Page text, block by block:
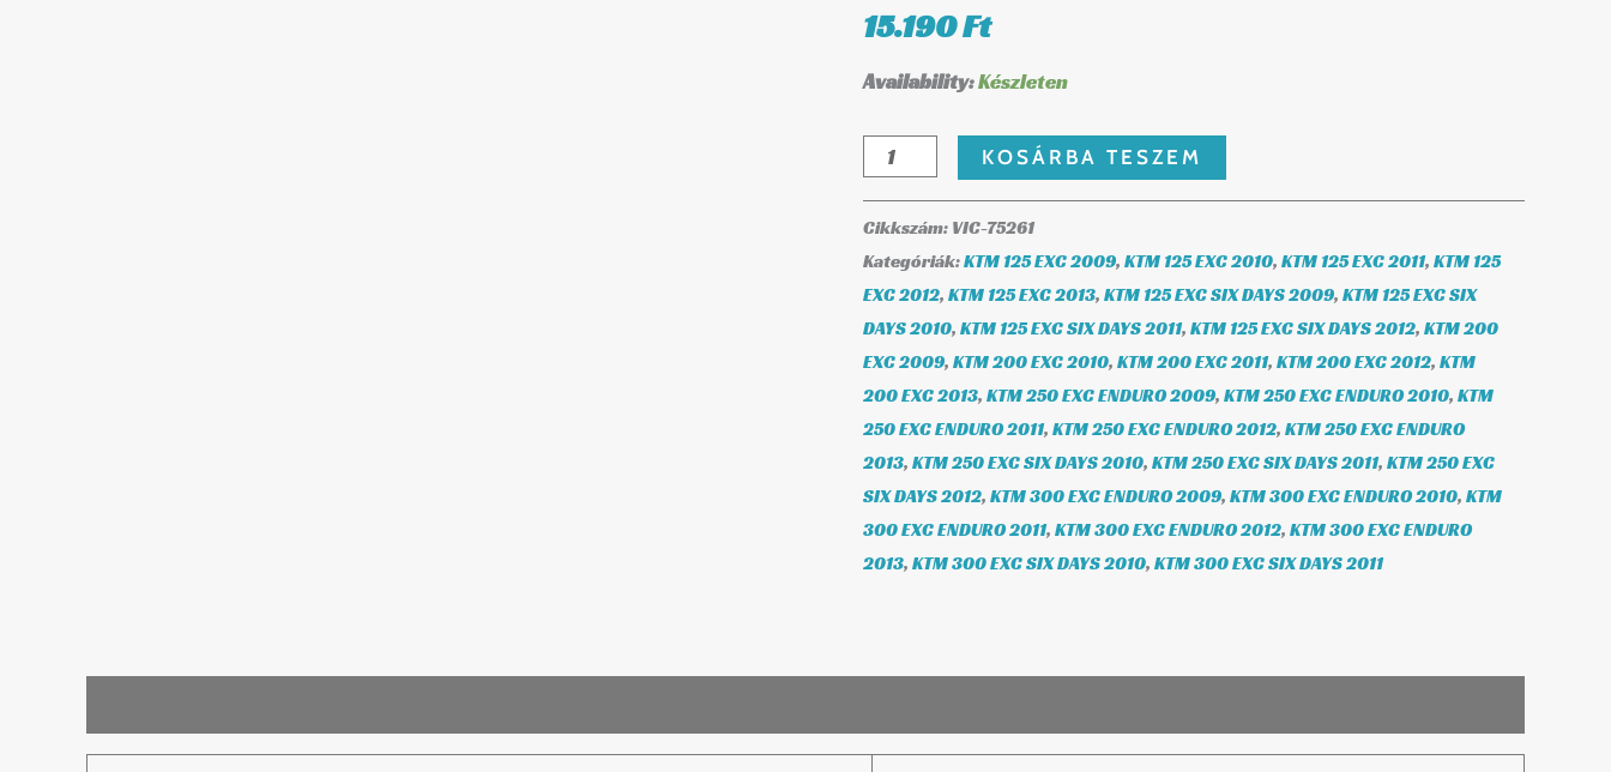
15.190Ft
Availability:Készleten
KOSÁRBA TESZEM
Cikkszám: VIC-75261
Kategóriák:KTM 125 EXC 2009, KTM 125 EXC 2010, KTM 125 EXC 2011, KTM 125
EXC 2012, KTM 125 EXC 2013, KTM 125 EXC SIX DAYS 2009, KTM 125 EXC SIX
DAYS 2010, KTM 125 EXC SIX DAYS 2011, KTM 125 EXC SIX DAYS 2012, KTM 200
EXC 2009, KTM 200 EXC 2010, KTM 200 EXC 2011, KTM 200 EXC 2012, KTM
200 EXC 2013, KTM 250 EXC ENDURO 2009, KTM 250 EXC ENDURO 2010, KTM
250 EXC ENDURO 2011, KTM 250 EXC ENDURO 2012, KTM 250 EXC ENDURO
2013, KTM 250 EXC SIX DAYS 2010, KTM 250 EXC SIX DAYS 2011, KTM 250 EXC
SIX DAYS 2012, KTM 300 EXC ENDURO 2009, KTM 300 EXC ENDURO 2010, KTM
300 EXC ENDURO 2011, KTM 300 EXC ENDURO 2012, KTM 300 EXC ENDURO
2013, KTM 300 EXC SIX DAYS 2010, KTM 300 EXC SIX DAYS 2011